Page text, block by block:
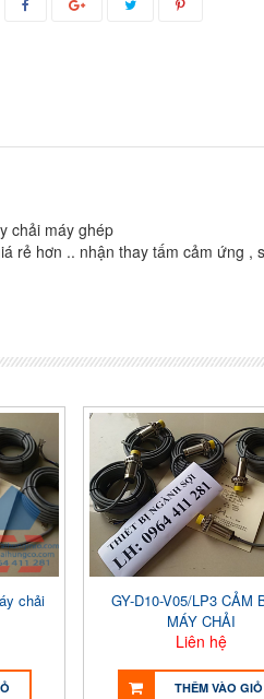
chải máy ghép
rẻ hơn .. nhận thay tấm cảm ứng ,
chải
GY-D10-V05/LP3 CẢM
MÁY CHẢI
Liên hệ
THÊM VÀO GIỎ